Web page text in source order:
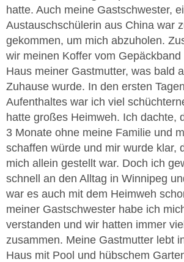
hatte. Auch meine Gastschwester,
Austauschschülerin aus China war
gekommen, um mich abzuholen.
wir meinen Koffer vom
Haus meiner Gastmutter, was bald
Zuhause wurde. In den ersten
Aufenthaltes war ich viel
hatte großes Heimweh. Ich dachte,
3 Monate ohne meine Familie und
schaffen würde und mir wurde klar,
mich allein gestellt war. Doch ich
schnell an den Alltag in Winnipeg
war es auch mit dem Heimweh
meiner Gastschwester habe ich
verstanden und wir hatten immer
zusammen. Meine Gastmutter lebt
Haus mit Pool und hübschem